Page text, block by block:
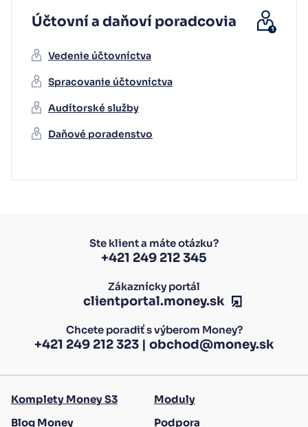
Účtovní a daňoví poradcovia
Vedenie účtovníctva
Spracovanie účtovníctva
Audítorské služby
Daňové poradenstvo
Ste klient a máte otázku?
+421 249 212 345
Zákaznícky portál
clientportal.money.sk
Chcete poradiť s výberom Money?
+421 249 212 323| obchod@money.sk
Komplety Money S3
Moduly
Blog Money
Podpora